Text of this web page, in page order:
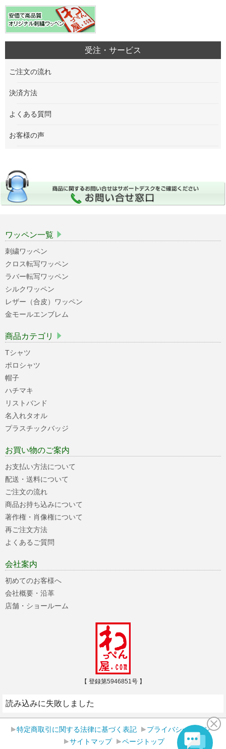
受注・サービス
ご注文の流れ
決済方法
よくある質問
お客様の声
ワッペン一覧
刺繍ワッペン
クロス転写ワッペン
ラバー転写ワッペン
シルクワッペン
レザー（合皮）ワッペン
金モールエンブレム
商品カテゴリ
Tシャツ
ポロシャツ
帽子
ハチマキ
リストバンド
名入れタオル
プラスチックバッジ
お買い物のご案内
お支払い方法について
配送・送料について
ご注文の流れ
商品お持ち込みについて
著作権・肖像権について
再ご注文方法
よくあるご質問
会社案内
初めてのお客様へ
会社概要・沿革
店舗・ショールーム
【 登録第5946851号 】
読み込みに失敗しました
特定商取引に関する法律に基づく表記
プライバシーポリシー
サイトマップ
ページトップ